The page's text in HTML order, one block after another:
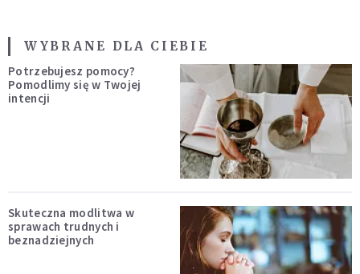
WYBRANE DLA CIEBIE
Potrzebujesz pomocy?
Pomodlimy się w Twojej
intencji
Skuteczna modlitwa w
sprawach trudnych i
beznadziejnych